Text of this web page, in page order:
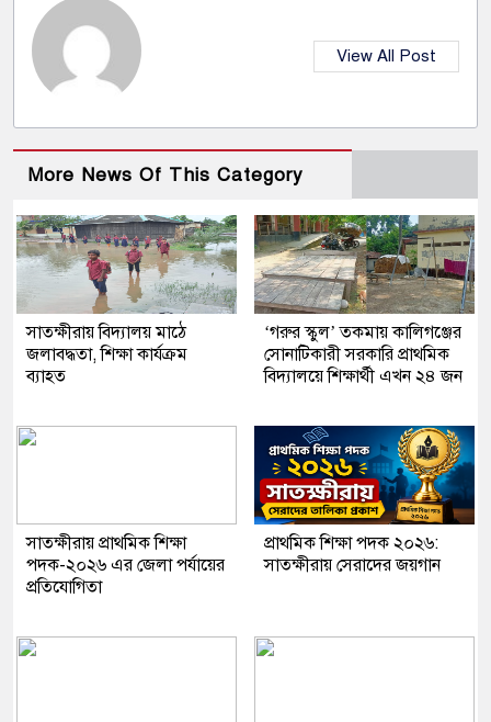
View All Post
More News Of This Category
সাতক্ষীরায় বিদ্যালয় মাঠে
জলাবদ্ধতা, শিক্ষা কার্যক্রম
ব্যাহত
‘গরুর স্কুল’ তকমায় কালিগঞ্জের
সোনাটিকারী সরকারি প্রাথমিক
বিদ্যালয়ে শিক্ষার্থী এখন ২৪ জন
সাতক্ষীরায় প্রাথমিক শিক্ষা
পদক-২০২৬ এর জেলা পর্যায়ের
প্রতিযোগিতা
প্রাথমিক শিক্ষা পদক ২০২৬:
সাতক্ষীরায় সেরাদের জয়গান